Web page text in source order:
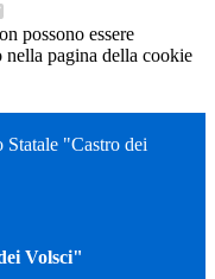
possono essere
pagina della cookie
"Castro dei
Volsci"